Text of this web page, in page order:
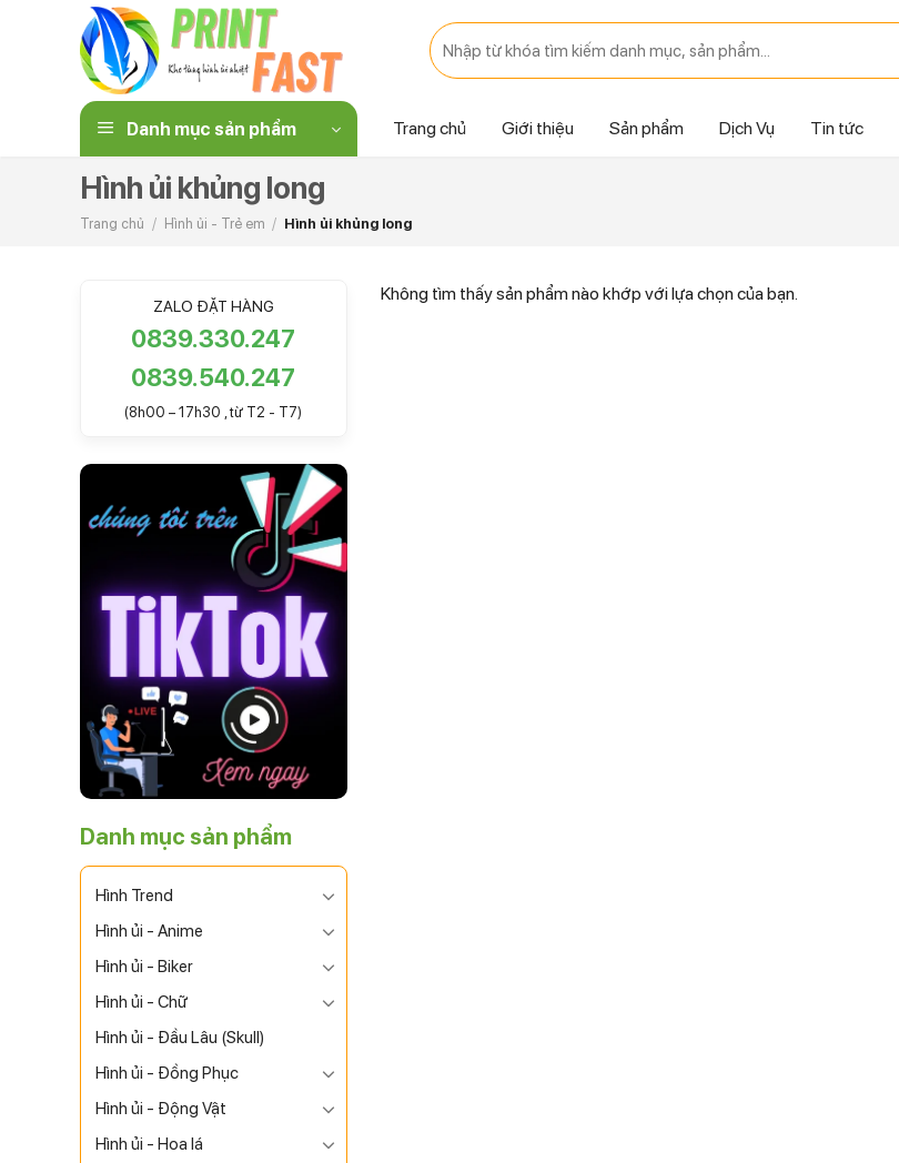
Tìm
kiếm:
Danh mục sản phẩm Trang chủ Giới thiệu Sản phẩm Dịch Vụ Tin tức
Hình ủi khủng long
Trang chủ / Hình ủi - Trẻ em / Hình ủi khủng long
ZALO ĐẶT HÀNG
0839.330.247
0839.540.247
(8h00 – 17h30 , từ T2 - T7)
Danh mục sản phẩm
Hình Trend
Hình ủi - Anime
Hình ủi - Biker
Hình ủi - Chữ
Hình ủi - Đầu Lâu (Skull)
Hình ủi - Đồng Phục
Hình ủi - Động Vật
Hình ủi - Hoa lá
Không tìm thấy sản phẩm nào khớp với lựa chọn của bạn.